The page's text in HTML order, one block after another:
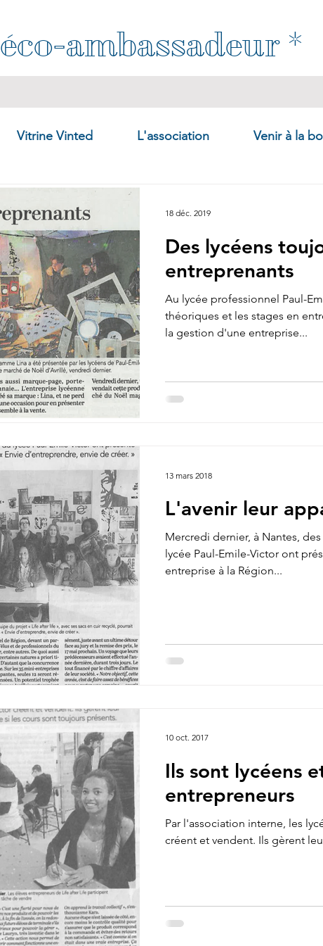
éco-ambassadeur *
Vitrine Vinted L'association Venir à la
Des lycéens
entreprenants
Au lycée professionnel Paul-
théoriques et les stages en
la gestion d'une entreprise...
18 déc. 2019
L'avenir leur
Mercredi dernier, à Nantes,
lycée Paul-Emile-Victor ont
entreprise à la Région...
13 mars 2018
Ils sont lycéens
entrepreneurs
Par l'association interne, les
créent et vendent. Ils gèrent
10 oct. 2017